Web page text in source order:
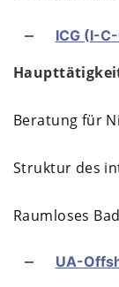
ICG (I-
Beratung für
Struktur des
Raumloses
UA-